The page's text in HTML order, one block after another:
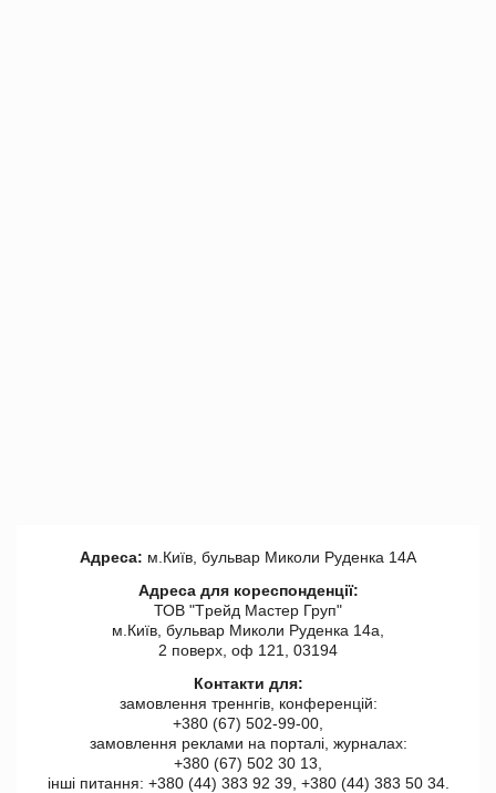
Адреса: м.Київ, бульвар Миколи Руденка 14А
Адреса для кореспонденції:
ТОВ "Tрейд Мастер Груп"
м.Київ, бульвар Миколи Руденка 14а,
2 поверх, оф 121, 03194
Контакти для:
замовлення треннгів, конференцій:
+380 (67) 502-99-00,
замовлення реклами на порталі, журналах:
+380 (67) 502 30 13,
інші питання: +380 (44) 383 92 39, +380 (44) 383 50 34.